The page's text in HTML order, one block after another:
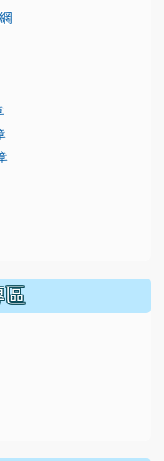
modules/
presentation/d/
presentation/d/
區